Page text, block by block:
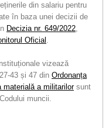
din salariu pentru
în baza unei decizii de
Decizia nr. 649/2022,
Oficial.
vizează
43 și 47 din Ordonanța
materială a militarilorsunt
muncii.